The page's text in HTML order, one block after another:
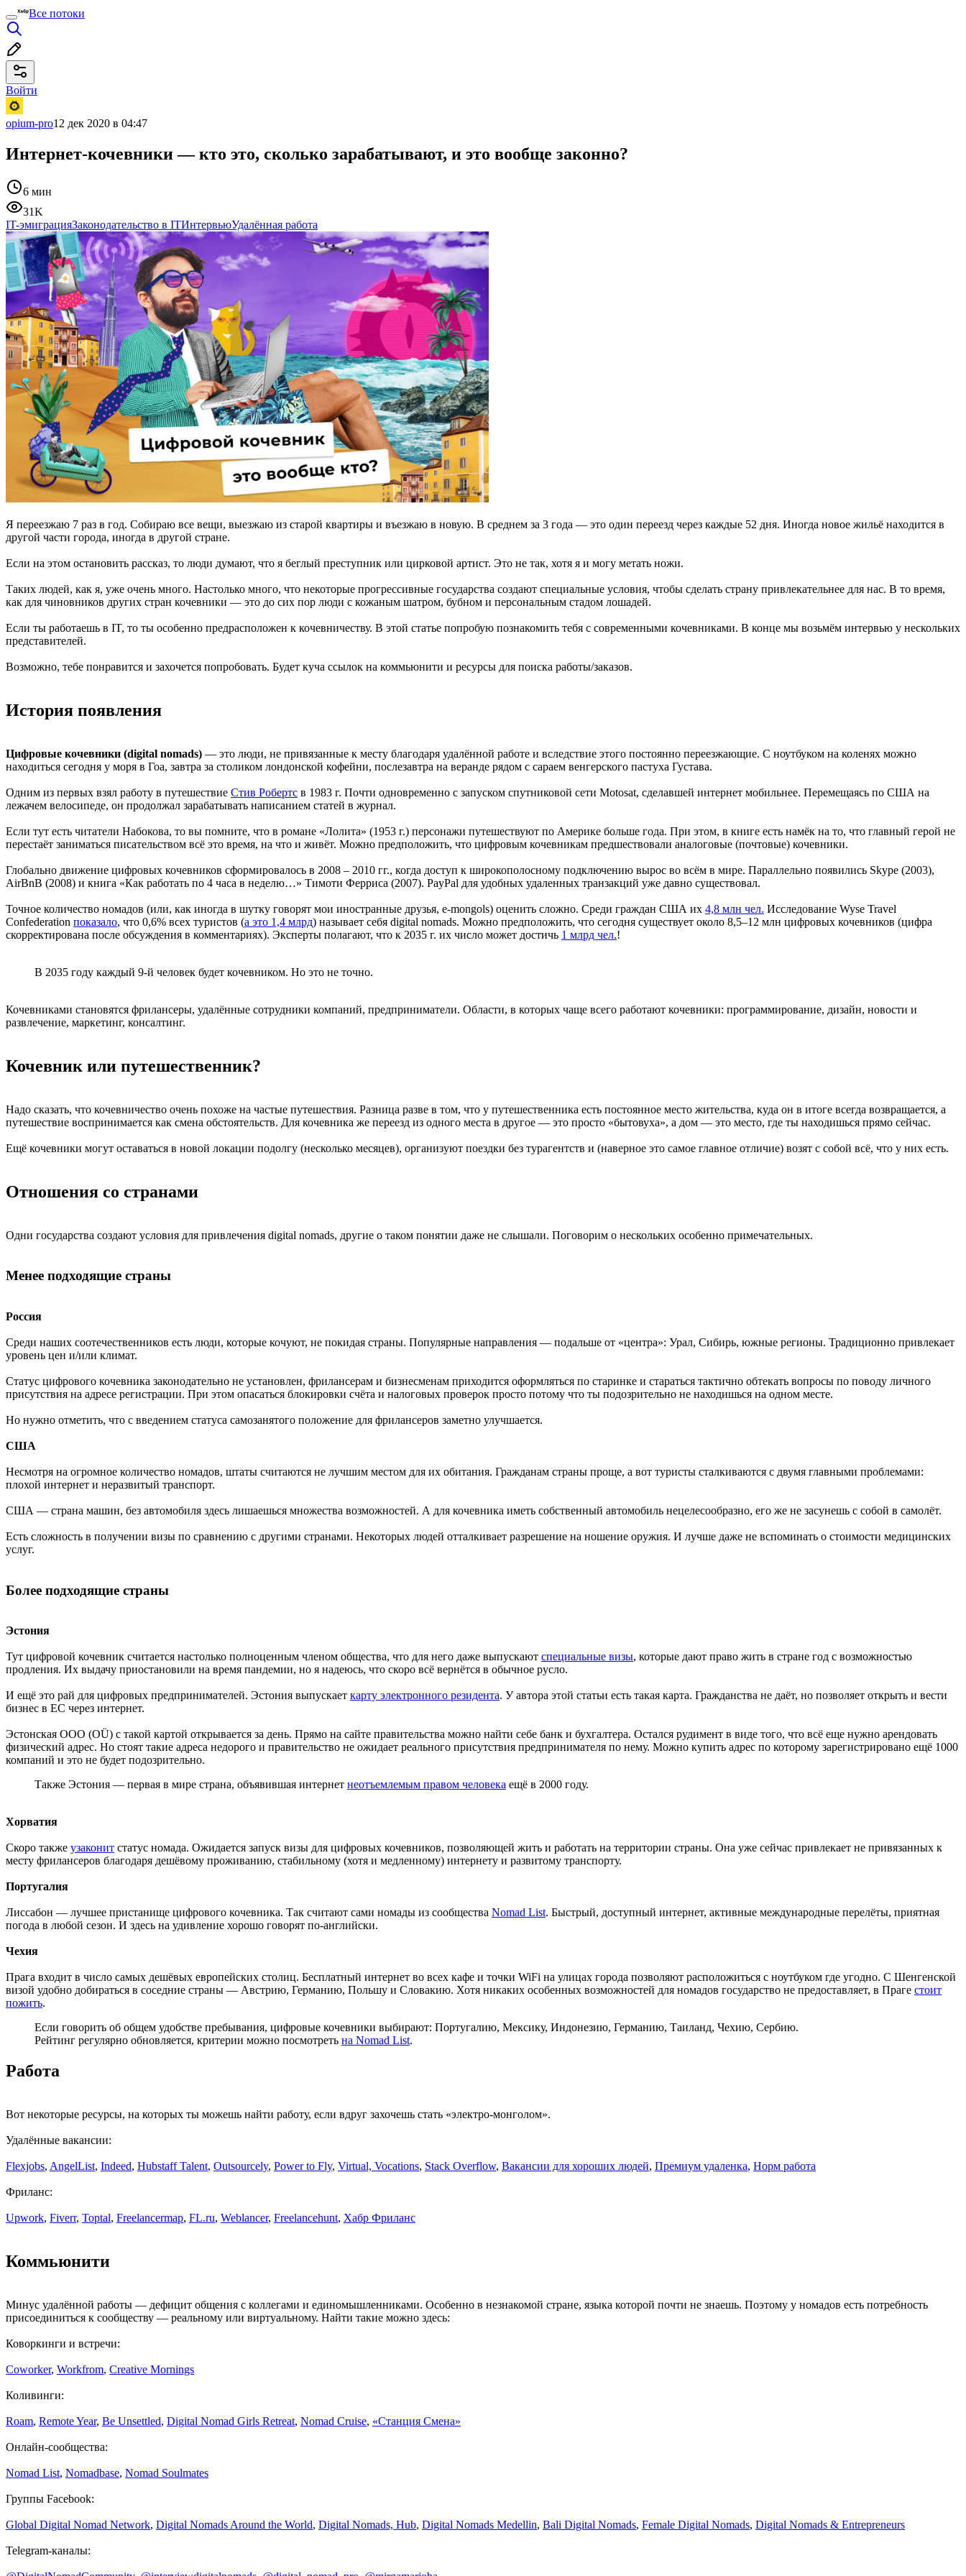
Все потоки
Войти
opium-pro12 дек 2020 в 04:47
Интернет-кочевники — кто это, сколько зарабатывают, и это вообще законно?
6 мин
31K
IT-эмиграцияЗаконодательство в ITИнтервьюУдалённая работа
Я переезжаю 7 раз в год. Собираю все вещи, выезжаю из старой квартиры и въезжаю в новую. В среднем за 3 года — это один переезд через каждые 52 дня. Иногда новое жильё находится в
другой части города, иногда в другой стране.
Если на этом остановить рассказ, то люди думают, что я беглый преступник или цирковой артист. Это не так, хотя я и могу метать ножи.
Таких людей, как я, уже очень много. Настолько много, что некоторые прогрессивные государства создают специальные условия, чтобы сделать страну привлекательнее для нас. В то время,
как для чиновников других стран кочевники — это до сих пор люди с кожаным шатром, бубном и персональным стадом лошадей.
Если ты работаешь в IT, то ты особенно предрасположен к кочевничеству. В этой статье попробую познакомить тебя с современными кочевниками. В конце мы возьмём интервью у нескольких
представителей.
Возможно, тебе понравится и захочется попробовать. Будет куча ссылок на коммьюнити и ресурсы для поиска работы/заказов.
История появления
Цифровые кочевники (digital nomads) — это люди, не привязанные к месту благодаря удалённой работе и вследствие этого постоянно переезжающие. С ноутбуком на коленях можно
находиться сегодня у моря в Гоа, завтра за столиком лондонской кофейни, послезавтра на веранде рядом с сараем венгерского пастуха Густава.
Одним из первых взял работу в путешествие Стив Робертс в 1983 г. Почти одновременно с запуском спутниковой сети Motosat, сделавшей интернет мобильнее. Перемещаясь по США на
лежачем велосипеде, он продолжал зарабатывать написанием статей в журнал.
Если тут есть читатели Набокова, то вы помните, что в романе «Лолита» (1953 г.) персонажи путешествуют по Америке больше года. При этом, в книге есть намёк на то, что главный герой не
перестаёт заниматься писательством всё это время, на что и живёт. Можно предположить, что цифровым кочевникам предшествовали аналоговые (почтовые) кочевники.
Глобально движение цифровых кочевников сформировалось в 2008 – 2010 гг., когда доступ к широкополосному подключению вырос во всём в мире. Параллельно появились Skype (2003),
AirBnB (2008) и книга «Как работать по 4 часа в неделю…» Тимоти Ферриса (2007). PayPal для удобных удаленных транзакций уже давно существовал.
Точное количество номадов (или, как иногда в шутку говорят мои иностранные друзья, e-mongols) оценить сложно. Среди граждан США их 4,8 млн чел. Исследование Wyse Travel
Confederation показало, что 0,6% всех туристов (а это 1,4 млрд) называет себя digital nomads. Можно предположить, что сегодня существует около 8,5–12 млн цифровых кочевников (цифра
скорректирована после обсуждения в комментариях). Эксперты полагают, что к 2035 г. их число может достичь 1 млрд чел.!
В 2035 году каждый 9-й человек будет кочевником. Но это не точно.
Кочевниками становятся фрилансеры, удалённые сотрудники компаний, предприниматели. Области, в которых чаще всего работают кочевники: программирование, дизайн, новости и
развлечение, маркетинг, консалтинг.
Кочевник или путешественник?
Надо сказать, что кочевничество очень похоже на частые путешествия. Разница разве в том, что у путешественника есть постоянное место жительства, куда он в итоге всегда возвращается, а
путешествие воспринимается как смена обстоятельств. Для кочевника же переезд из одного места в другое — это просто «бытовуха», а дом — это место, где ты находишься прямо сейчас.
Ещё кочевники могут оставаться в новой локации подолгу (несколько месяцев), организуют поездки без турагентств и (наверное это самое главное отличие) возят с собой всё, что у них есть.
Отношения со странами
Одни государства создают условия для привлечения digital nomads, другие о таком понятии даже не слышали. Поговорим о нескольких особенно примечательных.
Менее подходящие страны
Россия
Среди наших соотечественников есть люди, которые кочуют, не покидая страны. Популярные направления — подальше от «центра»: Урал, Сибирь, южные регионы. Традиционно привлекает
уровень цен и/или климат.
Статус цифрового кочевника законодательно не установлен, фрилансерам и бизнесменам приходится оформляться по старинке и стараться тактично обтекать вопросы по поводу личного
присутствия на адресе регистрации. При этом опасаться блокировки счёта и налоговых проверок просто потому что ты подозрительно не находишься на одном месте.
Но нужно отметить, что с введением статуса самозанятого положение для фрилансеров заметно улучшается.
США
Несмотря на огромное количество номадов, штаты считаются не лучшим местом для их обитания. Гражданам страны проще, а вот туристы сталкиваются с двумя главными проблемами:
плохой интернет и неразвитый транспорт.
США — страна машин, без автомобиля здесь лишаешься множества возможностей. А для кочевника иметь собственный автомобиль нецелесообразно, его же не засунешь с собой в самолёт.
Есть сложность в получении визы по сравнению с другими странами. Некоторых людей отталкивает разрешение на ношение оружия. И лучше даже не вспоминать о стоимости медицинских
услуг.
Более подходящие страны
Эстония
Тут цифровой кочевник считается настолько полноценным членом общества, что для него даже выпускают специальные визы, которые дают право жить в стране год с возможностью
продления. Их выдачу приостановили на время пандемии, но я надеюсь, что скоро всё вернётся в обычное русло.
И ещё это рай для цифровых предпринимателей. Эстония выпускает карту электронного резидента. У автора этой статьи есть такая карта. Гражданства не даёт, но позволяет открыть и вести
бизнес в ЕС через интернет.
Эстонская ООО (OÜ) с такой картой открывается за день. Прямо на сайте правительства можно найти себе банк и бухгалтера. Остался рудимент в виде того, что всё еще нужно арендовать
физический адрес. Но стоят такие адреса недорого и правительство не ожидает реального присутствия предпринимателя по нему. Можно купить адрес по которому зарегистрировано ещё 1000
компаний и это не будет подозрительно.
Также Эстония — первая в мире страна, объявившая интернет неотъемлемым правом человека ещё в 2000 году.
Хорватия
Скоро также узаконит статус номада. Ожидается запуск визы для цифровых кочевников, позволяющей жить и работать на территории страны. Она уже сейчас привлекает не привязанных к
месту фрилансеров благодаря дешёвому проживанию, стабильному (хотя и медленному) интернету и развитому транспорту.
Португалия
Лиссабон — лучшее пристанище цифрового кочевника. Так считают сами номады из сообщества Nomad List. Быстрый, доступный интернет, активные международные перелёты, приятная
погода в любой сезон. И здесь на удивление хорошо говорят по-английски.
Чехия
Прага входит в число самых дешёвых европейских столиц. Бесплатный интернет во всех кафе и точки WiFi на улицах города позволяют расположиться с ноутбуком где угодно. С Шенгенской
визой удобно добираться в соседние страны — Австрию, Германию, Польшу и Словакию. Хотя никаких особенных возможностей для номадов государство не предоставляет, в Праге стоит
пожить.
Если говорить об общем удобстве пребывания, цифровые кочевники выбирают: Португалию, Мексику, Индонезию, Германию, Таиланд, Чехию, Сербию.
Рейтинг регулярно обновляется, критерии можно посмотреть на Nomad List.
Работа
Вот некоторые ресурсы, на которых ты можешь найти работу, если вдруг захочешь стать «электро-монголом».
Удалённые вакансии:
Flexjobs, AngelList, Indeed, Hubstaff Talent, Outsourcely, Power to Fly, Virtual, Vocations, Stack Overflow, Вакансии для хороших людей, Премиум удаленка, Норм работа
Фриланс:
Upwork, Fiverr, Toptal, Freelancermap, FL.ru, Weblancer, Freelancehunt, Хабр Фриланс
Коммьюнити
Минус удалённой работы — дефицит общения с коллегами и единомышленниками. Особенно в незнакомой стране, языка которой почти не знаешь. Поэтому у номадов есть потребность
присоединиться к сообществу — реальному или виртуальному. Найти такие можно здесь:
Коворкинги и встречи:
Coworker, Workfrom, Creative Mornings
Коливинги:
Roam, Remote Year, Be Unsettled, Digital Nomad Girls Retreat, Nomad Cruise, «Станция Смена»
Онлайн-сообщества:
Nomad List, Nomadbase, Nomad Soulmates
Группы Facebook:
Global Digital Nomad Network, Digital Nomads Around the World, Digital Nomads, Hub, Digital Nomads Medellin, Bali Digital Nomads, Female Digital Nomads, Digital Nomads & Entrepreneurs
Telegram-каналы: